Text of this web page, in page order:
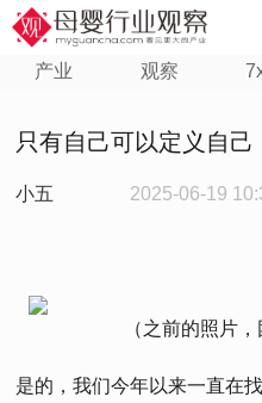
产业 观察
只有自己可以定义自己
小五 2025-06-19
（之前的照片
是的，我们今年以来一直在